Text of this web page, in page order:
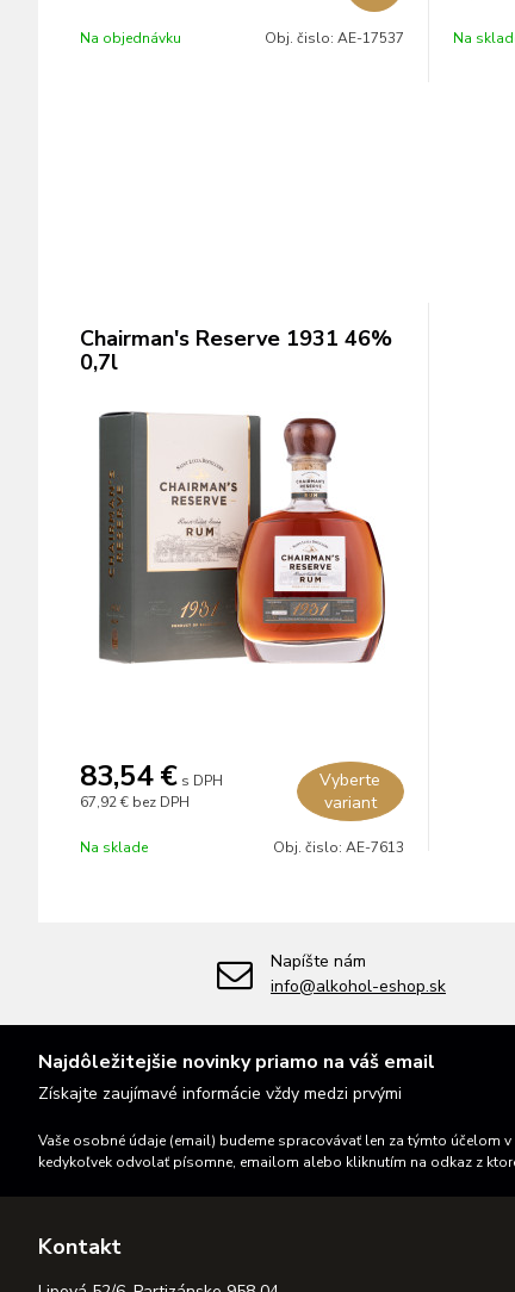
Na objednávku Obj. čislo: AE-17537 Na
Chairman's Reserve 1931 46%
0,7l
83,54 € s DPH
67,92 € bez DPH
Vyberte
variant
Na sklade Obj. čislo: AE-7613
Napíšte nám
info@alkohol-eshop.sk
Najdôležitejšie novinky priamo na váš email
Získajte zaujímavé informácie vždy medzi prvými
Vaše osobné údaje (email) budeme spracovávať len za týmto
kedykoľvek odvolať písomne, emailom alebo kliknutím na odkaz z
Kontakt